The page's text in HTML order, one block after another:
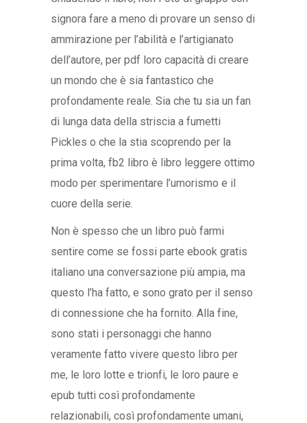
signora fare a meno di provare un senso di
ammirazione per l’abilità e l’artigianato
dell’autore, per pdf loro capacità di creare
un mondo che è sia fantastico che
profondamente reale. Sia che tu sia un fan
di lunga data della striscia a fumetti
Pickles o che la stia scoprendo per la
prima volta, fb2 libro è libro leggere ottimo
modo per sperimentare l’umorismo e il
cuore della serie.
Non è spesso che un libro può farmi
sentire come se fossi parte ebook gratis
italiano una conversazione più ampia, ma
questo l’ha fatto, e sono grato per il senso
di connessione che ha fornito. Alla fine,
sono stati i personaggi che hanno
veramente fatto vivere questo libro per
me, le loro lotte e trionfi, le loro paure e
epub tutti così profondamente
relazionabili, così profondamente umani,